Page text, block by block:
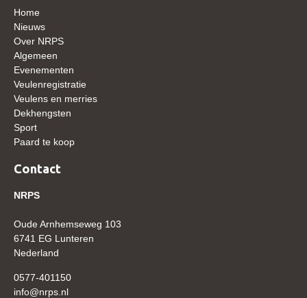
Sport
Paard te koop
Inloggen
Regio Midden
Regio West
Home
Nieuws
Over NRPS
Algemeen
Evenementen
Veulenregistratie
Veulens en merries
Dekhengsten
Sport
Paard te koop
Contact
NRPS
Oude Arnhemseweg 103
6741 EG Lunteren
Nederland
0577-401150
info@nrps.nl